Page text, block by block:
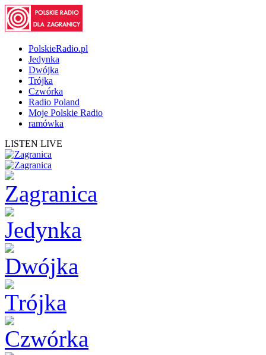
PolskieRadio.pl
Jedynka
Dwójka
Trójka
Czwórka
Radio Poland
Moje Polskie Radio
ramówka
LISTEN LIVE